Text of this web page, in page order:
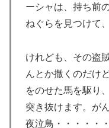
ーシャは、持ち前
ねぐらを見つけて
けれども、その盗
んとか撒くのだけ
をのせた馬を駆り
突き抜けます。が
夜泣鳥・・・・・